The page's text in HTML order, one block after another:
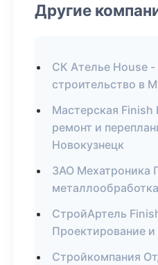
Другие
СК Ателье House -
строительство в
Мастерская Finish
ремонт и
Новокузнецк
ЗАО Мехатроника
СтройАртель
Проектирование
Стройкомпания